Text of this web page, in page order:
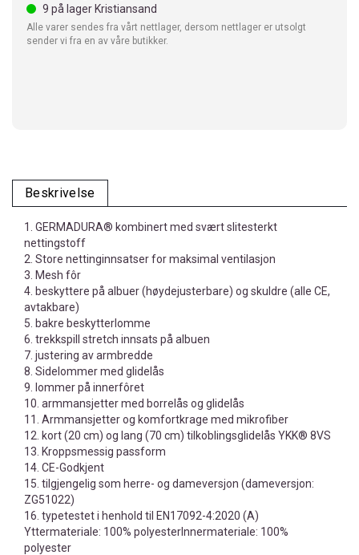
9 på lager Kristiansand
Alle varer sendes fra vårt nettlager, dersom nettlager er utsolgt
sender vi fra en av våre butikker.
Beskrivelse
1. GERMADURA® kombinert med svært slitesterkt
nettingstoff
2. Store nettinginnsatser for maksimal ventilasjon
3. Mesh fôr
4. beskyttere på albuer (høydejusterbare) og skuldre (alle CE,
avtakbare)
5. bakre beskytterlomme
6. trekkspill stretch innsats på albuen
7. justering av armbredde
8. Sidelommer med glidelås
9. lommer på innerfôret
10. armmansjetter med borrelås og glidelås
11. Armmansjetter og komfortkrage med mikrofiber
12. kort (20 cm) og lang (70 cm) tilkoblingsglidelås YKK® 8VS
13. Kroppsmessig passform
14. CE-Godkjent
15. tilgjengelig som herre- og dameversjon (dameversjon:
ZG51022)
16. typetestet i henhold til EN17092-4:2020 (A)
Yttermateriale: 100% polyesterInnermateriale: 100%
polyester